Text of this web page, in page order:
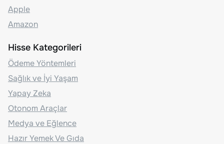
Apple
Amazon
Hisse Kategorileri
Ödeme Yöntemleri
Sağlık ve İyi Yaşam
Yapay Zeka
Otonom Araçlar
Medya ve Eğlence
Hazır Yemek Ve Gıda